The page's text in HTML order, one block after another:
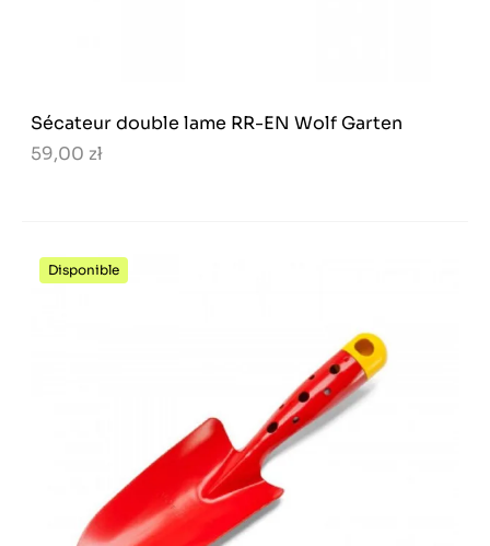
Sécateur double lame RR-EN Wolf Garten
59,00 zł
Disponible